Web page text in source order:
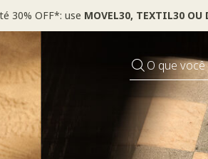
em itens sinalizados com selo
O que